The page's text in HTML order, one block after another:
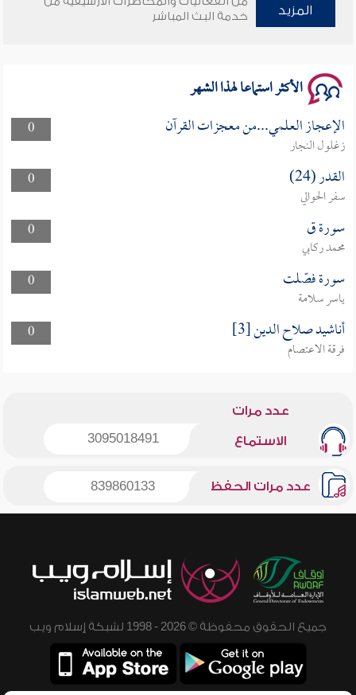
وأمنهم من خوف 9
المزيد
خدمة البث المباشر
الأكثر استماعا لهذا الشهر
0 الإعجاز العلمي...من معجزات القرآن
زغلول النجار
0
القدر (24)
سفر الحوالي
0
سورة ق
محمد ركابي
0
سورة فصّلت
ياسر سلامة
0
أناشيد صلاح الدين [3]
فرقة الاعتصام
عدد مرات
الاستماع 3095018491
عدد مرات الحفظ 839860133
جميع الحقوق محفوظة © 2026 - 1998 لشبكة إسلام ويب